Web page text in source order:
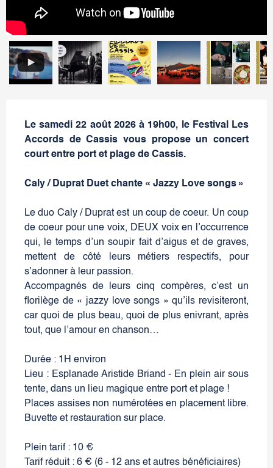
Le samedi 22 août 2026 à 19h00, le Festival Les
Accords de Cassis vous propose un concert
court entre port et plage de Cassis.
Caly / Duprat Duet chante « Jazzy Love songs »
Le duo Caly / Duprat est un coup de coeur. Un coup
de coeur pour une voix, DEUX voix en l’occurrence
qui, le temps d’un soupir fait d’aigus et de graves,
mettent de côté leurs métiers respectifs, pour
s’adonner à leur passion.
Accompagnés de leurs cinq compères, c’est un
florilège de « jazzy love songs » qu’ils revisiteront,
car quoi de plus beau, quoi de plus enivrant, après
tout, que l’amour en chanson…
Durée : 1H environ
Lieu : Esplanade Aristide Briand - En plein air sous
tente, dans un lieu magique entre port et plage !
Places assises non numérotées en placement libre.
Buvette et restauration sur place.
Plein tarif : 10 €
Tarif réduit : 6 € (6 - 12 ans et autres bénéficiaires)